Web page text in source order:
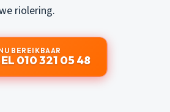
riolering.
BEREIKBAAR
010 321 05 48